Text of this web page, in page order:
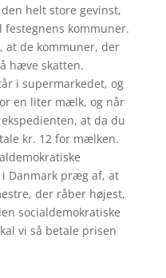
helt store gevinst,
kommuner.
at de kommuner, der
hæve skatten.
i supermarkedet, og
en liter mælk, og når
at da du
kr. 12 for mælken.
Danmark præg af, at
der råber højest,
socialdemokratiske
vi så betale prisen